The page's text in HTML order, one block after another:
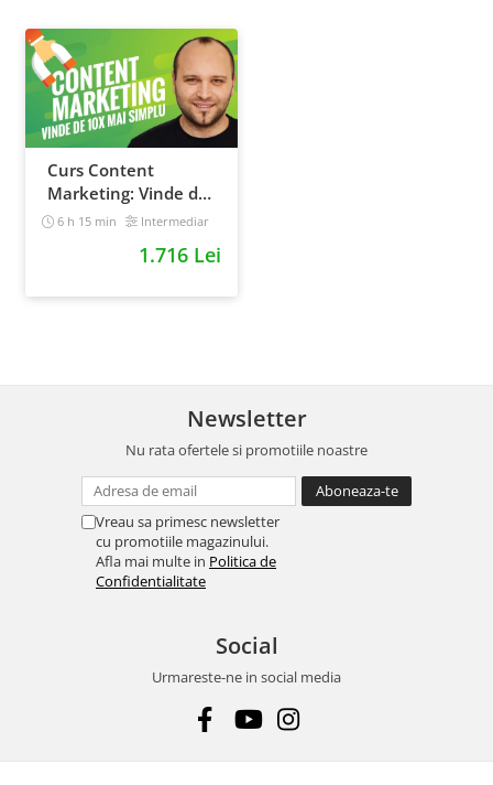
Curs Content
Marketing: Vinde de
10x mai simplu
6 h 15 min Intermediar
1.716 Lei
Newsletter
Nu rata ofertele si promotiile noastre
Vreau sa primesc newsletter
cu promotiile magazinului.
Afla mai multe in Politica de
Confidentialitate
Social
Urmareste-ne in social media